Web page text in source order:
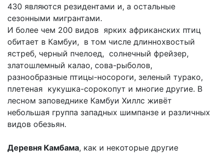
430 являются резидентами и, а остальные
сезонными мигрантами.
И более чем 200 видов ярких африканских птиц
обитает в Камбуи, в том числе длиннохвостый
ястреб, черный пчелоед, солнечный фрейзер,
златошлемный калао, сова-рыболов,
разнообразные птицы-носороги, зеленый турако,
плетеная кукушка-сорокопут и многие другие. В
лесном заповеднике Камбуи Хиллс живёт
небольшая группа западных шимпанзе и различных
видов обезьян.
Деревня Камбама, как и некоторые другие